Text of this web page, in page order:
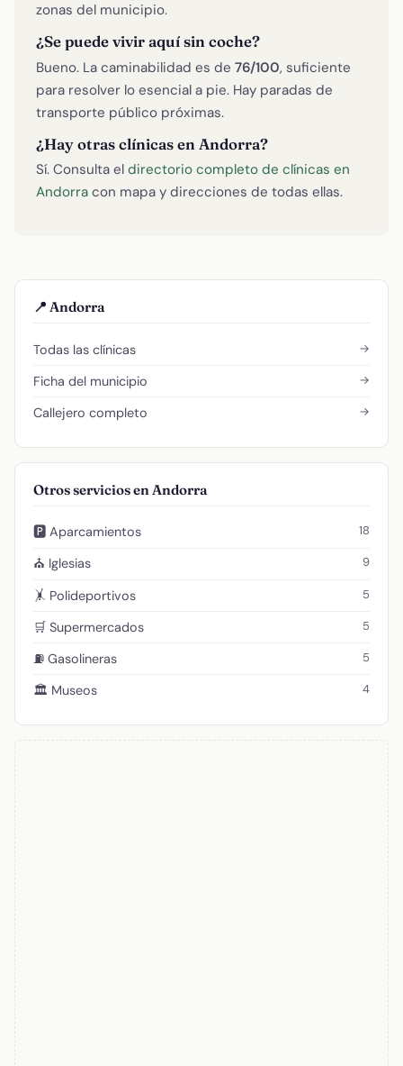
zonas del municipio.
¿Se puede vivir aquí sin coche?
Bueno. La caminabilidad es de 76/100, suficiente
para resolver lo esencial a pie. Hay paradas de
transporte público próximas.
¿Hay otras clínicas en Andorra?
Sí. Consulta el directorio completo de clínicas en
Andorra con mapa y direcciones de todas ellas.
📍 Andorra
Todas las clínicas →
Ficha del municipio →
Callejero completo →
Otros servicios en Andorra
🅿️ Aparcamientos 18
⛪ Iglesias 9
🤸 Polideportivos 5
🛒 Supermercados 5
⛽ Gasolineras 5
🏛️ Museos 4